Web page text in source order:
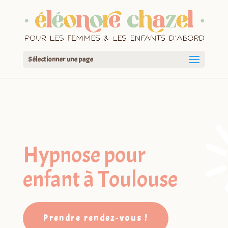
Sélectionner une page
Hypnose pour
enfant à Toulouse
Prendre rendez-vous !